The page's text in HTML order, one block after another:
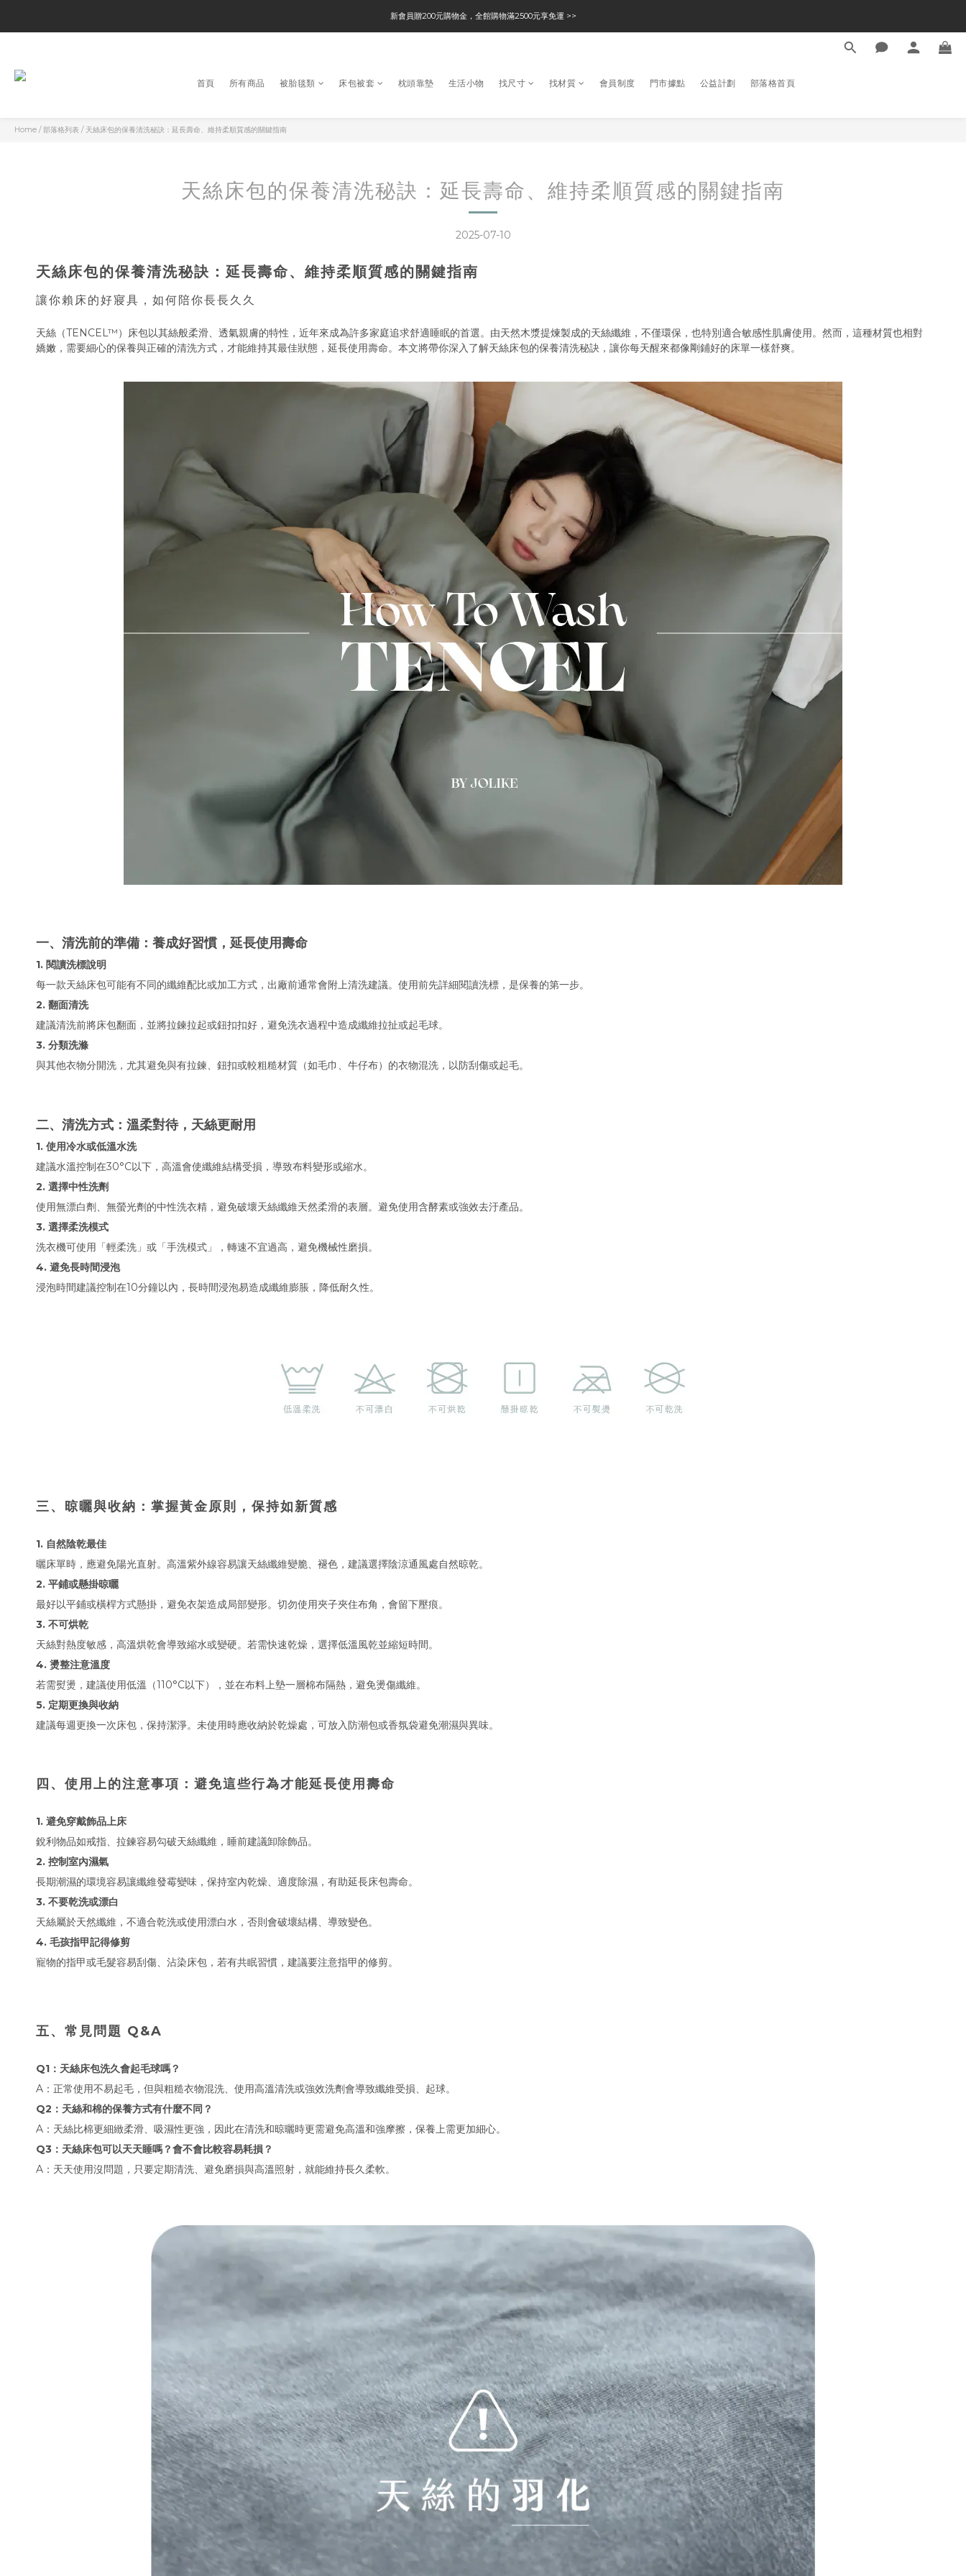
新會員贈200元購物金，全館購物滿2500元享免運 >>
首頁 所有商品 被胎毯類 床包被套 枕頭靠墊 生活小物 找尺寸 找材質 會員制度 門市據點 公益計劃 部落格首頁
Home /部落格列表 / 天絲床包的保養清洗秘訣：延長壽命、維持柔順質感的關鍵指南
天絲床包的保養清洗秘訣：延長壽命、維持柔順質感的關鍵指南
2025-07-10
天絲床包的保養清洗秘訣：延長壽命、維持柔順質感的關鍵指南
讓你賴床的好寢具，如何陪你長長久久
天絲（TENCEL™）床包以其絲般柔滑、透氣親膚的特性，近年來成為許多家庭追求舒適睡眠的首選。由天然木漿提煉製成的天絲纖維，不僅環保，也特別適合敏感性肌膚使用。然而，這種材質也相對
嬌嫩，需要細心的保養與正確的清洗方式，才能維持其最佳狀態，延長使用壽命。本文將帶你深入了解天絲床包的保養清洗秘訣，讓你每天醒來都像剛鋪好的床單一樣舒爽。
一、清洗前的準備：養成好習慣，延長使用壽命
1. 閱讀洗標說明
每一款天絲床包可能有不同的纖維配比或加工方式，出廠前通常會附上清洗建議。使用前先詳細閱讀洗標，是保養的第一步。
2. 翻面清洗
建議清洗前將床包翻面，並將拉鍊拉起或鈕扣扣好，避免洗衣過程中造成纖維拉扯或起毛球。
3. 分類洗滌
與其他衣物分開洗，尤其避免與有拉鍊、鈕扣或較粗糙材質（如毛巾、牛仔布）的衣物混洗，以防刮傷或起毛。
二、清洗方式：溫柔對待，天絲更耐用
1. 使用冷水或低溫水洗
建議水溫控制在30°C以下，高溫會使纖維結構受損，導致布料變形或縮水。
2. 選擇中性洗劑
使用無漂白劑、無螢光劑的中性洗衣精，避免破壞天絲纖維天然柔滑的表層。避免使用含酵素或強效去汙產品。
3. 選擇柔洗模式
洗衣機可使用「輕柔洗」或「手洗模式」，轉速不宜過高，避免機械性磨損。
4. 避免長時間浸泡
浸泡時間建議控制在10分鐘以內，長時間浸泡易造成纖維膨脹，降低耐久性。
三、晾曬與收納：掌握黃金原則，保持如新質感
1. 自然陰乾最佳
曬床單時，應避免陽光直射。高溫紫外線容易讓天絲纖維變脆、褪色，建議選擇陰涼通風處自然晾乾。
2. 平鋪或懸掛晾曬
最好以平鋪或橫桿方式懸掛，避免衣架造成局部變形。切勿使用夾子夾住布角，會留下壓痕。
3. 不可烘乾
天絲對熱度敏感，高溫烘乾會導致縮水或變硬。若需快速乾燥，選擇低溫風乾並縮短時間。
4. 燙整注意溫度
若需熨燙，建議使用低溫（110°C以下），並在布料上墊一層棉布隔熱，避免燙傷纖維。
5. 定期更換與收納
建議每週更換一次床包，保持潔淨。未使用時應收納於乾燥處，可放入防潮包或香氛袋避免潮濕與異味。
四、使用上的注意事項：避免這些行為才能延長使用壽命
1. 避免穿戴飾品上床
銳利物品如戒指、拉鍊容易勾破天絲纖維，睡前建議卸除飾品。
2. 控制室內濕氣
長期潮濕的環境容易讓纖維發霉變味，保持室內乾燥、適度除濕，有助延長床包壽命。
3. 不要乾洗或漂白
天絲屬於天然纖維，不適合乾洗或使用漂白水，否則會破壞結構、導致變色。
4. 毛孩指甲記得修剪
寵物的指甲或毛髮容易刮傷、沾染床包，若有共眠習慣，建議要注意指甲的修剪。
五、常見問題 Q&A
Q1：天絲床包洗久會起毛球嗎？
A：正常使用不易起毛，但與粗糙衣物混洗、使用高溫清洗或強效洗劑會導致纖維受損、起球。
Q2：天絲和棉的保養方式有什麼不同？
A：天絲比棉更細緻柔滑、吸濕性更強，因此在清洗和晾曬時更需避免高溫和強摩擦，保養上需更加細心。
Q3：天絲床包可以天天睡嗎？會不會比較容易耗損？
A：天天使用沒問題，只要定期清洗、避免磨損與高溫照射，就能維持長久柔軟。